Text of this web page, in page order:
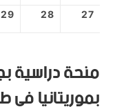
27
28
29
منحة دراسية